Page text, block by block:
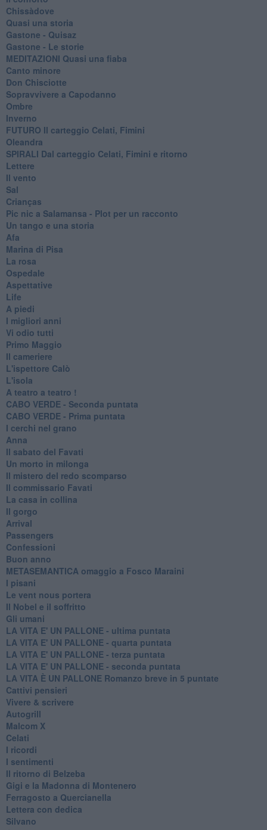
Chissàdove
Quasi una storia
Gastone - Quisaz
Gastone - Le storie
MEDITAZIONI Quasi una fiaba
Canto minore
Don Chisciotte
Sopravvivere a Capodanno
Ombre
Inverno
FUTURO Il carteggio Celati, Fimini
Oleandra
SPIRALI Dal carteggio Celati, Fimini e ritorno
Lettere
Il vento
Sal
Crianças
Pic nic a Salamansa - Plot per un racconto
Un tango e una storia
Afa
Marina di Pisa
La rosa
Ospedale
Aspettative
Life
A piedi
I migliori anni
Vi odio tutti
Primo Maggio
Il cameriere
L'ispettore Calò
L'isola
A teatro a teatro !
CABO VERDE - Seconda puntata
CABO VERDE - Prima puntata
I cerchi nel grano
Anna
Il sabato del Favati
Un morto in milonga
Il mistero del redo scomparso
Il commissario Favati
La casa in collina
Il gorgo
Arrival
Passengers
Confessioni
Buon anno
METASEMANTICA omaggio a Fosco Maraini
I pisani
Le vent nous portera
Il Nobel e il soffritto
Gli umani
LA VITA E' UN PALLONE - ultima puntata
LA VITA E' UN PALLONE - quarta puntata
LA VITA E' UN PALLONE - terza puntata
LA VITA E' UN PALLONE - seconda puntata
LA VITA È UN PALLONE Romanzo breve in 5 puntate
Cattivi pensieri
Vivere & scrivere
Autogrill
Malcom X
Celati
I ricordi
I sentimenti
Il ritorno di Belzeba
Gigi e la Madonna di Montenero
Ferragosto a Quercianella
Lettera con dedica
Silvano